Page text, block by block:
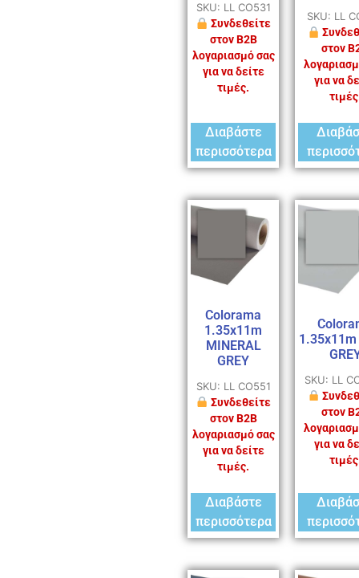
SKU: LL CO531
Συνδεθείτε
στον B2B
λογαριασμό σας
για να δείτε
τιμές.
Διαβάστε
περισσότερα
SKU: LL
στον
για να
Colorama
1.35x11m
MINERAL
GREY
SKU: LL CO551
Συνδεθείτε
στον B2B
λογαριασμό σας
για να δείτε
τιμές.
Διαβάστε
περισσότερα
SKU: LL
στον
για να